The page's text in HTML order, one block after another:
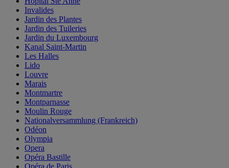
Invalides
Jardin des Plantes
Jardin des Tuileries
Jardin du Luxembourg
Kanal Saint-Martin
Les Halles
Lido
Louvre
Marais
Montmartre
Montparnasse
Moulin Rouge
Nationalversammlung (Frankreich)
Odéon
Olympia
Opera
Opéra Bastille
Opéra de Paris